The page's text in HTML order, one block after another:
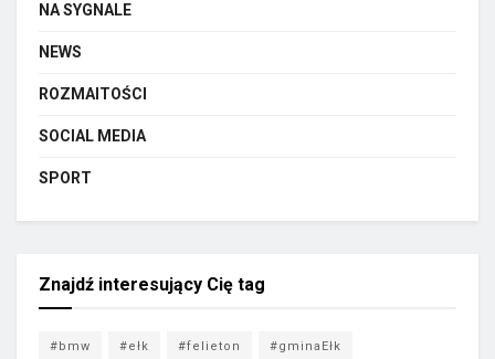
NA SYGNALE
NEWS
ROZMAITOŚCI
SOCIAL MEDIA
SPORT
Znajdź interesujący Cię tag
#bmw #ełk #felieton #gminaEłk